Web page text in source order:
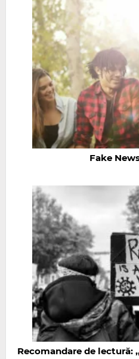
Fake
Recomandare de lectură: